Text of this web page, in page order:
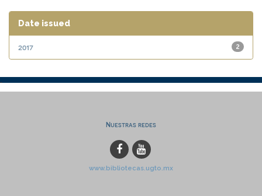
Date issued
2
2017
Nuestras redes
www.bibliotecas.ugto.mx